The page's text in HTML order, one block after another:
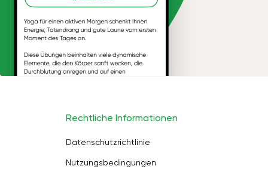
Rechtliche Informationen
Datenschutzrichtlinie
Nutzungsbedingungen